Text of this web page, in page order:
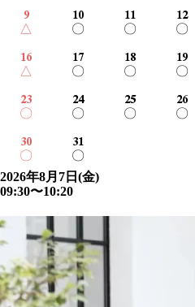
9
△
10
〇
11
〇
12
〇
16
△
17
〇
18
〇
19
〇
23
〇
24
〇
25
〇
26
〇
30
〇
31
〇
2026年8月7日(金)
09:30〜10:20